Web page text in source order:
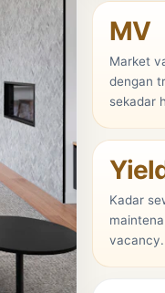
MV
Market
dengan
sekadar
Kadar
vacancy.